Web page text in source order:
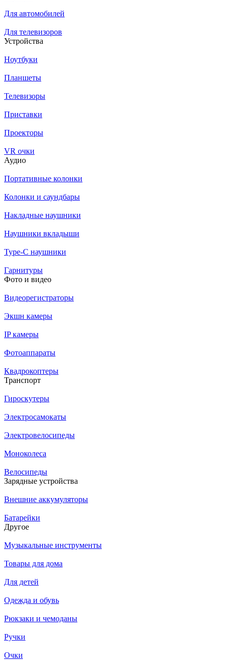
Для автомобилей
Для телевизоров
Устройства
Ноутбуки
Планшеты
Телевизоры
Приставки
Проекторы
VR очки
Аудио
Портативные колонки
Колонки и саундбары
Накладные наушники
Наушники вкладыши
Type-C наушники
Гарнитуры
Фото и видео
Видеорегистраторы
Экшн камеры
IP камеры
Фотоаппараты
Квадрокоптеры
Транспорт
Гироскутеры
Электросамокаты
Электровелосипеды
Моноколеса
Велосипеды
Зарядные устройства
Внешние аккумуляторы
Батарейки
Другое
Музыкальные инструменты
Товары для дома
Для детей
Одежда и обувь
Рюкзаки и чемоданы
Ручки
Очки